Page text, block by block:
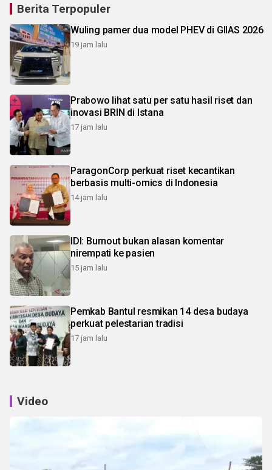
Berita Terpopuler
Wuling pamer dua model PHEV di GIIAS 2026
19 jam lalu
Prabowo lihat satu per satu hasil riset dan
inovasi BRIN di Istana
17 jam lalu
ParagonCorp perkuat riset kecantikan
berbasis multi-omics di Indonesia
14 jam lalu
IDI: Burnout bukan alasan komentar
nirempati ke pasien
15 jam lalu
Pemkab Bantul resmikan 14 desa budaya
perkuat pelestarian tradisi
17 jam lalu
Video